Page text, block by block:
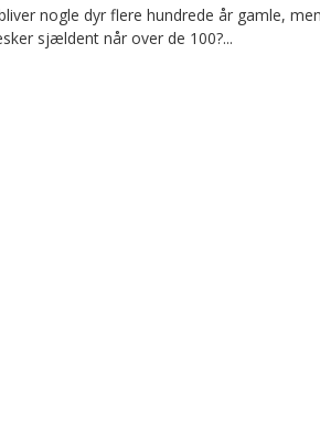
nogle dyr flere hundrede år gamle,
sjældent når over de 100?...